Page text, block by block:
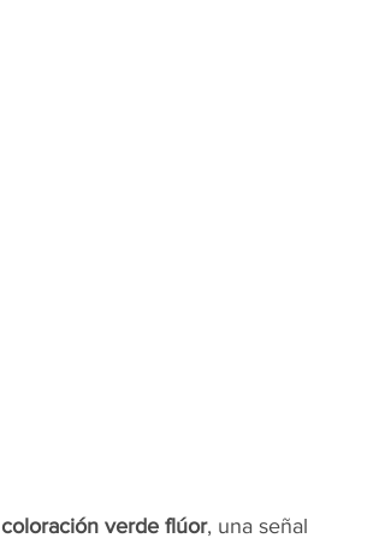
coloración verde flúor, una señal